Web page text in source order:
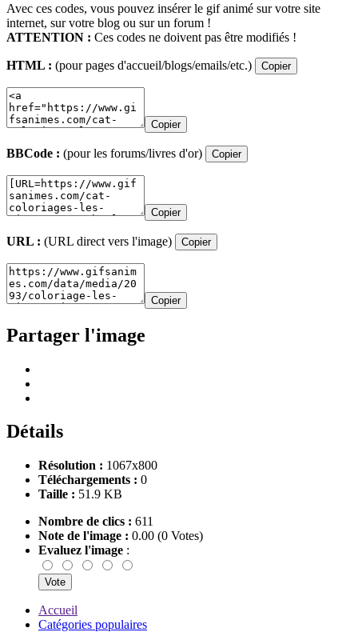
Avec ces codes, vous pouvez insérer le gif animé sur votre site
internet, sur votre blog ou sur un forum !
ATTENTION : Ces codes ne doivent pas être modifiés !
HTML : (pour pages d'accueil/blogs/emails/etc.) Copier
Copier
BBCode : (pour les forums/livres d'or) Copier
Copier
URL : (URL direct vers l'image) Copier
Copier
Partager l'image
Détails
Résolution : 1067x800
Téléchargements : 0
Taille : 51.9 KB
Nombre de clics : 611
Note de l'image : 0.00 (0 Votes)
Evaluez l'image :
Accueil
Catégories populaires